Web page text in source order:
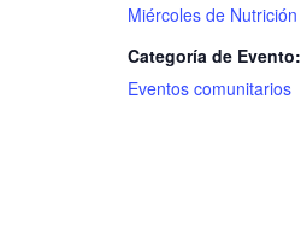
Miércoles de Nutrición
Categoría de Evento:
Eventos comunitarios